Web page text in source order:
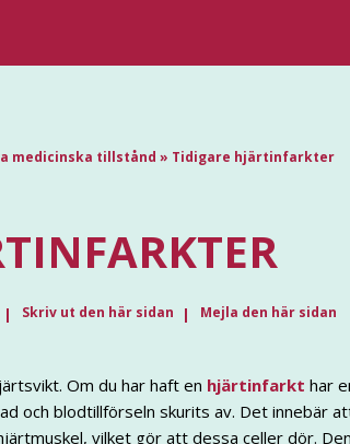
medicinska tillstånd » Tidigare hjärtinfarkter
Skriv ut den här sidan Mejla den här sidan
Om du har haft en hjärtinfarkt har
och blodtillförseln skurits av. Det innebär
vilket gör att dessa celler dör.